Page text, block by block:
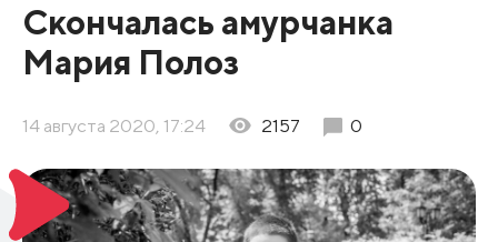
Скончалась амурчанка
Мария Полоз
14 августа 2020, 17:24 2157 0